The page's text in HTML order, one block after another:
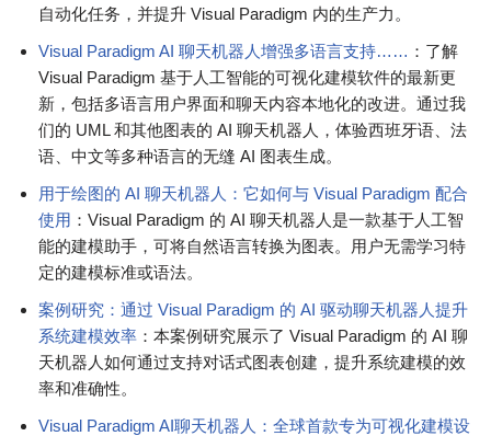
自动化任务，并提升 Visual Paradigm 内的生产力。
Visual Paradigm AI 聊天机器人增强多语言支持…… ：了解
Visual Paradigm 基于人工智能的可视化建模软件的最新更
新，包括多语言用户界面和聊天内容本地化的改进。通过我
们的 UML 和其他图表的 AI 聊天机器人，体验西班牙语、法
语、中文等多种语言的无缝 AI 图表生成。
用于绘图的 AI 聊天机器人：它如何与 Visual Paradigm 配合
使用 ：Visual Paradigm 的 AI 聊天机器人是一款基于人工智
能的建模助手，可将自然语言转换为图表。用户无需学习特
定的建模标准或语法。
案例研究：通过 Visual Paradigm 的 AI 驱动聊天机器人提升
系统建模效率 ：本案例研究展示了 Visual Paradigm 的 AI 聊
天机器人如何通过支持对话式图表创建，提升系统建模的效
率和准确性。
Visual Paradigm AI聊天机器人：全球首款专为可视化建模设